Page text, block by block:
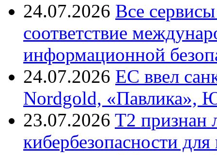
24.07.2026 Все
соответствие
информационной
24.07.2026 ЕС ввел
Nordgold, «Павлика»,
23.07.2026 T2 признан
кибербезопасности